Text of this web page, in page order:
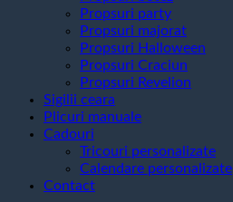
Propsuri party
Propsuri majorat
Propsuri Halloween
Propsuri Craciun
Propsuri Revelion
Sigilii ceara
Plicuri manuale
Cadouri
Tricouri personalizate
Calendare personalizate
Contact